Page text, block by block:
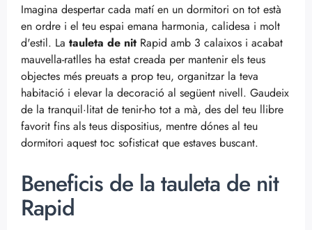
Imagina despertar cada matí en un dormitori on tot està
en ordre i el teu espai emana harmonia, calidesa i molt
d'estil. La tauleta de nit Rapid amb 3 calaixos i acabat
mauvella-ratlles ha estat creada per mantenir els teus
objectes més preuats a prop teu, organitzar la teva
habitació i elevar la decoració al següent nivell. Gaudeix
de la tranquil·litat de tenir-ho tot a mà, des del teu llibre
favorit fins als teus dispositius, mentre dónes al teu
dormitori aquest toc sofisticat que estaves buscant.
Beneficis de la tauleta de nit
Rapid